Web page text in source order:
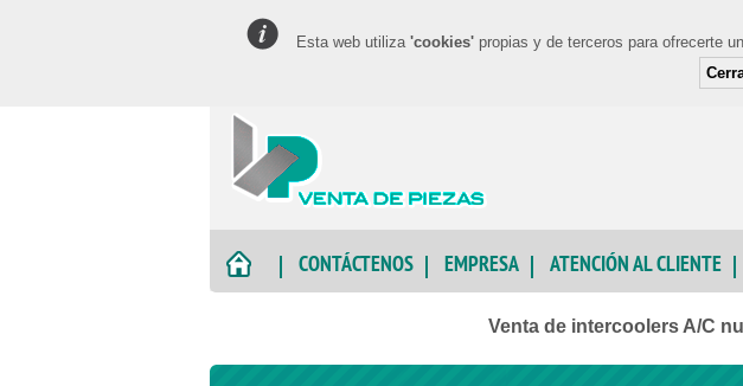
Esta web utiliza 'cookies' propias y de terceros para ofrecerte
CONTÁCTENOS EMPRESA ATENCIÓN AL CLIENTE
Venta de intercoolers A/C